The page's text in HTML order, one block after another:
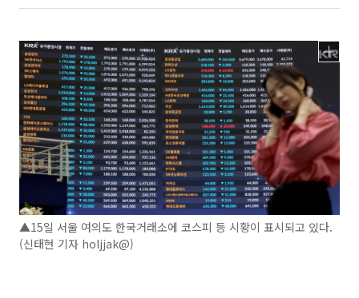
▲15일 서울 여의도 한국거래소에 코스피 등 시황이 표시되고 있다.
(신태현 기자 holjjak@)